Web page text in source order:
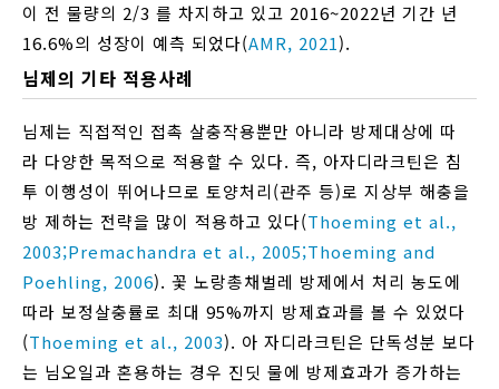
이 전 물량의 2/3 를 차지하고 있고 2016~2022년 기간 년
16.6%의 성장이 예측 되었다(AMR, 2021).
님제의 기타 적용사례
님제는 직접적인 접촉 살충작용뿐만 아니라 방제대상에 따
라 다양한 목적으로 적용할 수 있다. 즉, 아자디라크틴은 침
투 이행성이 뛰어나므로 토양처리(관주 등)로 지상부 해충을
방 제하는 전략을 많이 적용하고 있다(Thoeming et al.,
2003;Premachandra et al., 2005;Thoeming and
Poehling, 2006). 꽃 노랑총채벌레 방제에서 처리 농도에
따라 보정살충률로 최대 95%까지 방제효과를 볼 수 있었다
(Thoeming et al., 2003). 아 자디라크틴은 단독성분 보다
는 님오일과 혼용하는 경우 진딧 물에 방제효과가 증가하는